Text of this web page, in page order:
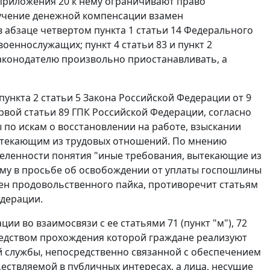
денежной компенсации взамен
абзаце четвертом пункта 1 статьи 14Федерального
пункт 4 статьи 83 и пункт 2
произвольно приостанавливать, а
2 статьи 5Закона Российской Федерации от 9
статьи 89 ГПК Российской Федерации, согласно
искам о восстановлении на работе, взыскании
из трудовых отношений. По мнению
понятия "иные требования, вытекающие из
в просьбе об освобождении от уплаты госпошлины
продовольственного пайка, противоречит статьям
во взаимосвязи с ее статьями 71 (пункт "м"), 72
прохождения которой граждане реализуют
непосредственно связанной с обеспечением
в публичных интересах, а лица, несущие